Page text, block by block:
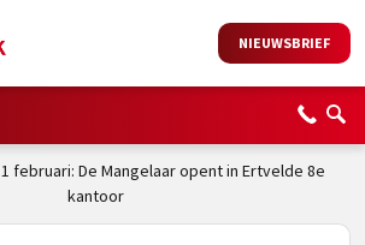
NIEUWSBRIEF
1 februari: De Mangelaar opent in Ertvelde 8e
kantoor